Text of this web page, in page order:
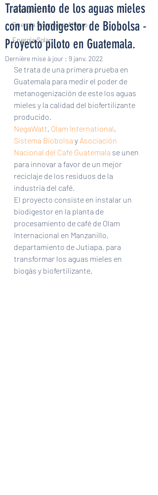
Biodigestores
Energía Solar para Ahorro
Energía Solar
Tratamiento de los aguas mieles
con un biodigestor de Biobolsa -
Proyecto piloto en Guatemala.
Dernière mise à jour : 9 janv. 2022
Se trata de una primera prueba en
Guatemala para medir el poder de
metanogenización de este los aguas
mieles y la calidad del biofertilizante
producido.
NegaWatt, Olam International,
Sistema Biobolsa y Asociación
Nacional del Café Guatemala se unen
para innovar a favor de un mejor
reciclaje de los residuos de la
industria del café.
El proyecto consiste en instalar un
biodigestor en la planta de
procesamiento de café de Olam
Internacional en Manzanillo,
departamiento de Jutiapa, para
transformar los aguas mieles en
biogás y biofertilizante.